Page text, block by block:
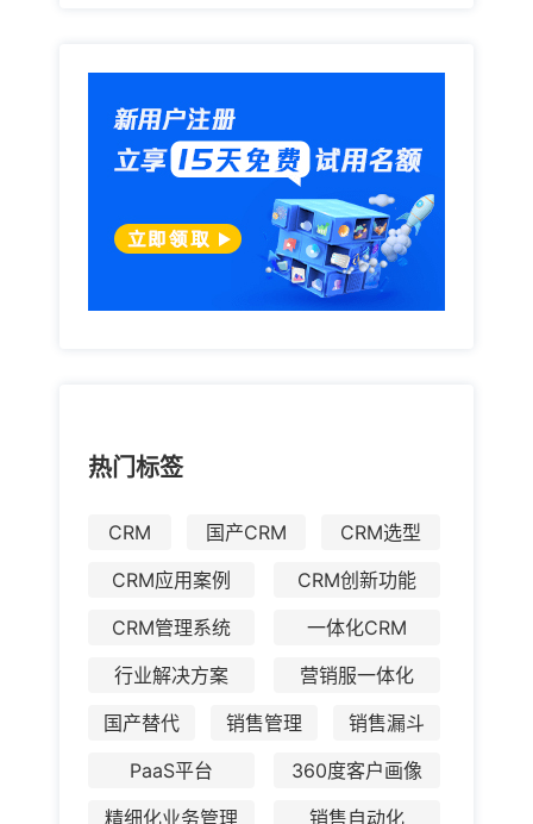
热门标签
CRM 国产CRM
CRM选型
CRM应用案例
CRM创新功能
CRM管理系统
一体化CRM
行业解决方案
营销服一体化
国产替代
销售管理
销售漏斗
PaaS平台
360度客户画像
精细化业务管理
销售自动化